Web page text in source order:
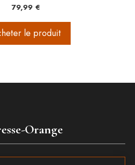
79,99 €
le produit
Orange